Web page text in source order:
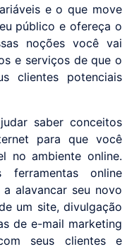
e o que move
público e ofereça o
noções você vai
e serviços de que o
clientes potenciais
saber conceitos
para que você
no ambiente online.
ferramentas online
alavancar seu novo
um site, divulgação
de e-mail marketing
seus clientes e